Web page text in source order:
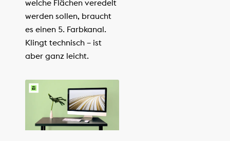
welche Flächen veredelt
werden sollen, braucht
es einen 5. Farbkanal.
Klingt technisch – ist
aber ganz leicht.